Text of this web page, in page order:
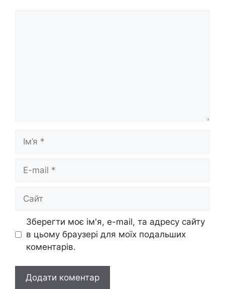
mail
Зберегти моє ім'я, e-mail, та адресу сайту
в цьому браузері для моїх подальших
коментарів.